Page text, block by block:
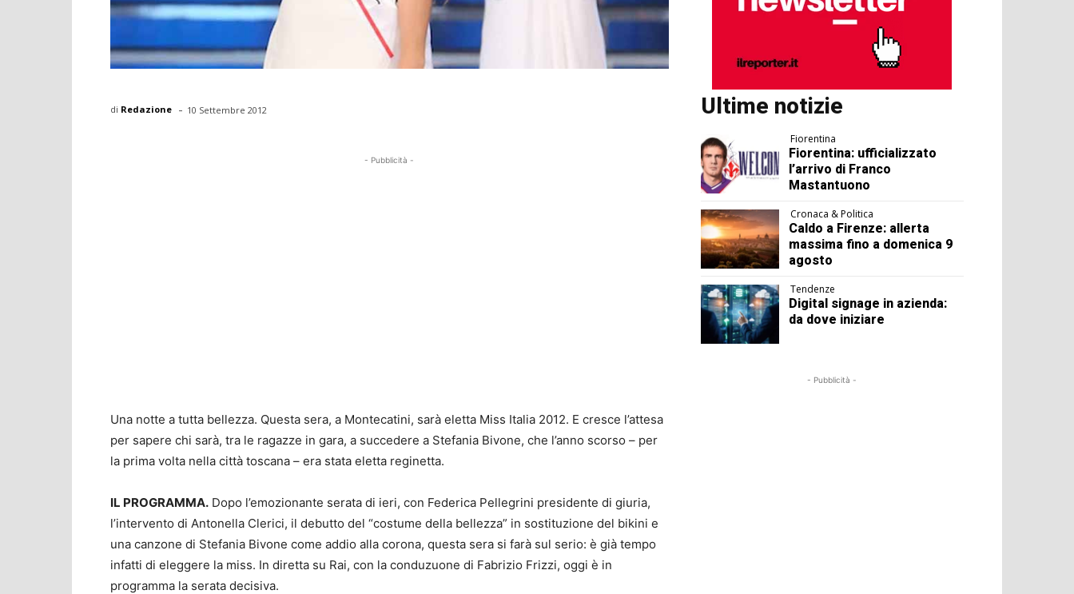
di Redazione - 10 Settembre 2012
- Pubblicità -
Una notte a tutta bellezza. Questa sera, a Montecatini, sarà eletta Miss Italia 2012. E cresce l’attesa
per sapere chi sarà, tra le ragazze in gara, a succedere a Stefania Bivone, che l’anno scorso – per
la prima volta nella città toscana – era stata eletta reginetta.
IL PROGRAMMA. Dopo l’emozionante serata di ieri, con Federica Pellegrini presidente di giuria,
l’intervento di Antonella Clerici, il debutto del “costume della bellezza” in sostituzione del bikini e
una canzone di Stefania Bivone come addio alla corona, questa sera si farà sul serio: è già tempo
infatti di eleggere la miss. In diretta su Rai, con la conduzuone di Fabrizio Frizzi, oggi è in
programma la serata decisiva.
Ultime notizie
Fiorentina
Fiorentina: ufficializzato
l’arrivo di Franco
Mastantuono
Cronaca & Politica
Caldo a Firenze: allerta
massima fino a domenica 9
agosto
Tendenze
Digital signage in azienda:
da dove iniziare
- Pubblicità -